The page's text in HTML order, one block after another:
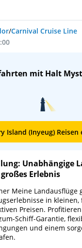
/Carnival Cruise Line
mit Halt
Island (Inyeug) Reisen
Unabhängige
Erlebnis
Meine Landausflüge
in kleinen,
Preisen.
Schiff-Garantie,
und einem